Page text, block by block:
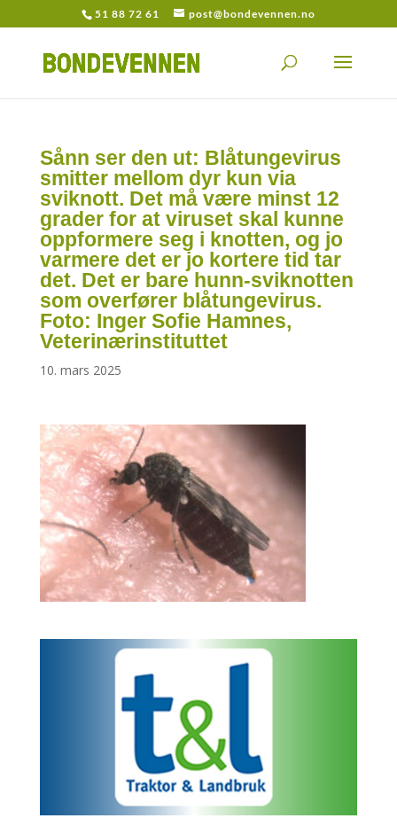
51 88 72 61 post@bondevennen.no
Sånn ser den ut: Blåtungevirus
smitter mellom dyr kun via
sviknott. Det må være minst 12
grader for at viruset skal kunne
oppformere seg i knotten, og jo
varmere det er jo kortere tid tar
det. Det er bare hunn-sviknotten
som overfører blåtunge­virus.
Foto: Inger Sofie Hamnes,
Veterinærinstituttet
10. mars 2025